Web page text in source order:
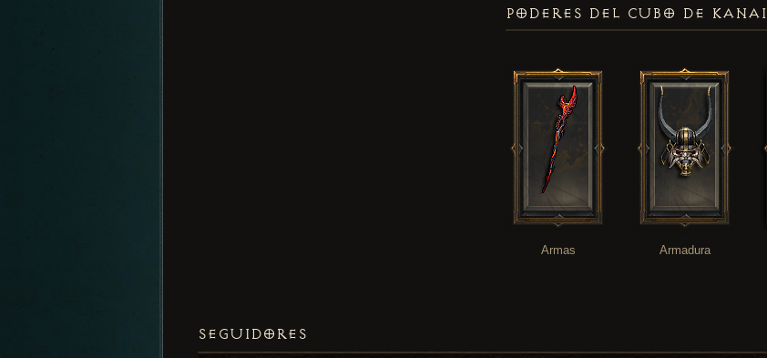
PODERES DEL CUBO DE KANAI
Armas Armadura
SEGUIDORES